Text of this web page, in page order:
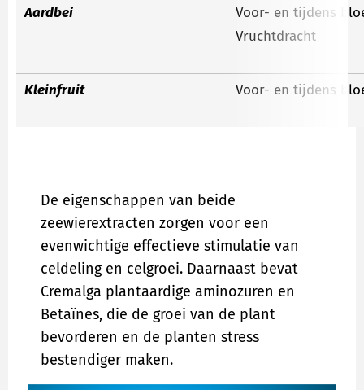
Aardbei
Voor- en tijdens
Vruchtdracht
Kleinfruit Voor- en tijdens
De eigenschappen van beide
zeewierextracten zorgen voor een
evenwichtige effectieve stimulatie van
celdeling en celgroei. Daarnaast bevat
Cremalga plantaardige aminozuren en
Betaïnes, die de groei van de plant
bevorderen en de planten stress
bestendiger maken.